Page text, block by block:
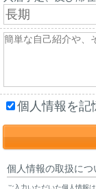
個人情報を記
個人情報の取扱につ
ご入力いただいた個人情報